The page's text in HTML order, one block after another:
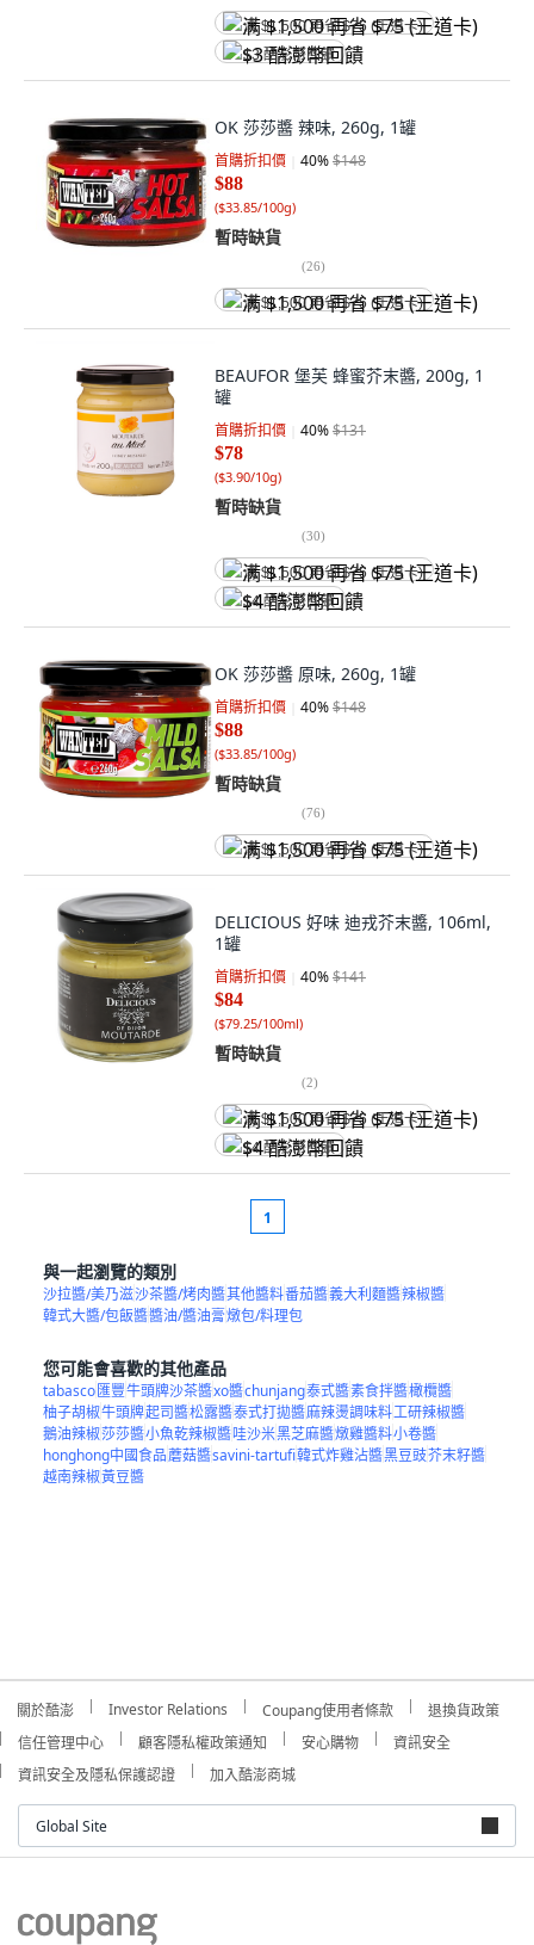
满 $1,500 再省 $75 (王道卡)
$3 酷澎幣回饋
OK 莎莎醬 辣味, 260g, 1罐
首購折扣價 40%$148
$88
($33.85/100g)
暫時缺貨
(26)
满 $1,500 再省 $75 (王道卡)
BEAUFOR 堡芙 蜂蜜芥末醬, 200g, 1
罐
首購折扣價 40%$131
$78
($3.90/10g)
暫時缺貨
(30)
满 $1,500 再省 $75 (王道卡)
$4 酷澎幣回饋
OK 莎莎醬 原味, 260g, 1罐
首購折扣價 40%$148
$88
($33.85/100g)
暫時缺貨
(76)
满 $1,500 再省 $75 (王道卡)
DELICIOUS 好味 迪戎芥末醬, 106ml,
1罐
首購折扣價 40%$141
$84
($79.25/100ml)
暫時缺貨
(2)
满 $1,500 再省 $75 (王道卡)
$4 酷澎幣回饋
1
與一起瀏覽的類別
沙拉醬/美乃滋沙茶醬/烤肉醬其他醬料番茄醬義大利麵醬辣椒醬
韓式大醬/包飯醬醬油/醬油膏燉包/料理包
您可能會喜歡的其他產品
tabasco匯豐牛頭牌沙茶醬xo醬chunjang泰式醬素食拌醬橄欖醬
柚子胡椒牛頭牌起司醬松露醬泰式打拋醬麻辣燙調味料工研辣椒醬
鵝油辣椒莎莎醬小魚乾辣椒醬哇沙米黑芝麻醬燉雞醬料小卷醬
honghong中國食品蘑菇醬savini-tartufi韓式炸雞沾醬黑豆豉芥末籽醬
越南辣椒黃豆醬
關於酷澎 Investor Relations Coupang使用者條款
退換貨政策
信任管理中心
顧客隱私權政策通知 安心購物
資訊安全
資訊安全及隱私保護認證
加入酷澎商城
Global Site